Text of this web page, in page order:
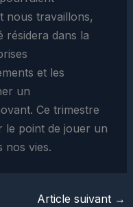
nous travaillons,
résidera dans la
et les
un
Ce trimestre
le point de jouer un
nos vies.
Article suivant →